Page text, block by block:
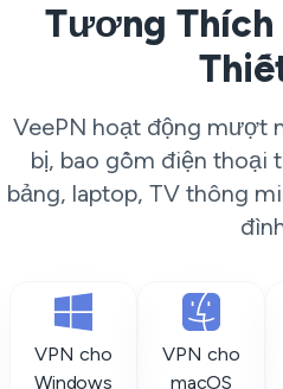
Tương Thích
VeePN hoạt động mượt
bị, bao gồm điện thoại
bảng, laptop, TV thông
VPN cho
Windows
VPN cho
macOS